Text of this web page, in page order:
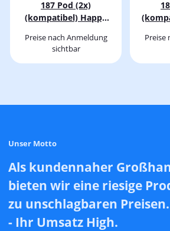
187 Pod (2x)
(kompatibel) Happy
Preise nach Anmeldung
sichtbar
Preise
Unser Motto
Als kundennaher
bieten wir eine riesige
zu unschlagbaren Preisen.
- Ihr Umsatz High.